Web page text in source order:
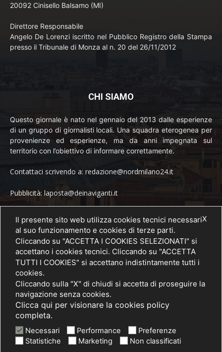
20092 Cinisello Balsamo (MI)
Direttore Responsabile
Angelo De Lorenzi iscritto nel Pubblico Registro della Stampa
presso il Tribunale di Monza al n. 20 del 26/11/2012
CHI SIAMO
Questo giornale è nato nel gennaio del 2013 dalle esperienze
di un gruppo di giornalisti locali. Una squadra eterogenea per
provenienze ed esperienze, ma da anni impegnata sul
territorio con l’obiettivo di informare correttamente.
Contattaci scrivendo a: redazione@nordmilano24.it
Pubblicità: laposta@deinaviganti.it
SEGUICI
X
Il presente sito web utilizza cookies tecnici necessari
al suo funzionamento e cookies di terze parti.
Cliccando su "ACCETTA I COOKIES SELEZIONATI" si
accettano i cookies tecnici. Cliccando su "ACCETTA
TUTTI I COOKIES" si accettano indistintamente tutti i
cookies.
Cliccando sulla "X" di chiudi si accetta di proseguire la
navigazione senza cookies.
Clicca qui per visionare la cookies policy
completa.
Necessari Performance
Preferenze
Statistiche
Marketing Non classificati